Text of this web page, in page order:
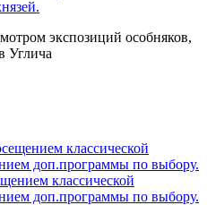
экспозиций особняков,
Углича
классической
доп.программы по выбору.